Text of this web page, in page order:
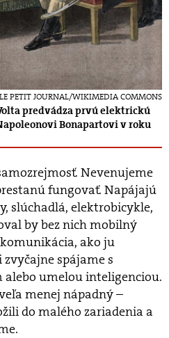
LE PETIT JOURNAL/WIKIMEDIA COMMONS
predvádza prvú elektrickú
Bonapartovi v roku
Nevenujeme
fungovať. Napájajú
slúchadlá, elektrobicykle,
by bez nich mobilný
ako ju
spájame s
umelou inteligenciou.
menej nápadný –
do malého zariadenia a